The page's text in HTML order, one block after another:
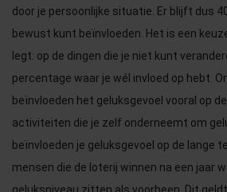
door je persoonlijke situatie. Er blijft dus
bewust kunt beïnvloeden. Het is een
legt: op de dingen die je niet kunt
percentage waar je wél invloed op hebt.
beïnvloeden het geluksgevoel vooral op
activiteiten die je zelf onderneemt om
beïnvloeden je geluksgevoel op de lange
mensen die de loterij winnen na een jaar
geluksniveau zitten als voorheen. Dit